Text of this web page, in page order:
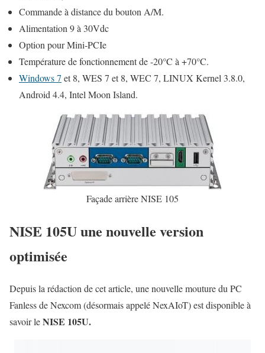
Commande à distance du bouton A/M.
Alimentation 9 à 30Vdc
Option pour Mini-PCIe
Température de fonctionnement de -20°C à +70°C.
Windows 7 et 8, WES 7 et 8, WEC 7, LINUX Kernel 3.8.0,
Android 4.4, Intel Moon Island.
Façade arrière NISE 105
NISE 105U une nouvelle version
optimisée
Depuis la rédaction de cet article, une nouvelle mouture du PC
Fanless de Nexcom (désormais appelé NexAIoT) est disponible à
savoir leNISE 105U.